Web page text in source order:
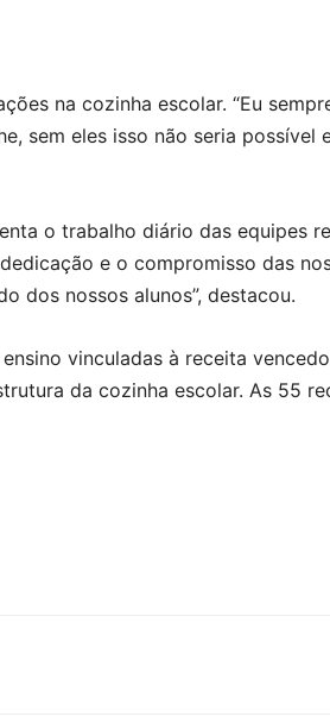
na cozinha escolar. “Eu
sem eles isso não seria possível
o trabalho diário das equipes
e o compromisso das
dos nossos alunos”, destacou.
vinculadas à receita
da cozinha escolar. As 55